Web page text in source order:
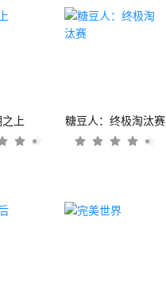
上 糖豆人：终极淘汰赛